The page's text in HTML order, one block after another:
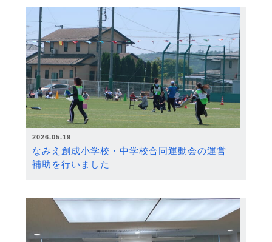
2026.05.19
なみえ創成小学校・中学校合同運動会の運営
補助を行いました